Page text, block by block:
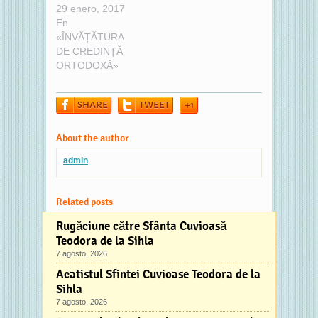
29 enero, 2017
En
«ÎNVĂȚĂTURA
DE CREDINȚĂ
ORTODOXĂ»
SHARE TWEET +1
About the author
admin
Related posts
Rugăciune către Sfânta Cuvioasă
Teodora de la Sihla
7 agosto, 2026
Acatistul Sfintei Cuvioase Teodora de la
Sihla
7 agosto, 2026